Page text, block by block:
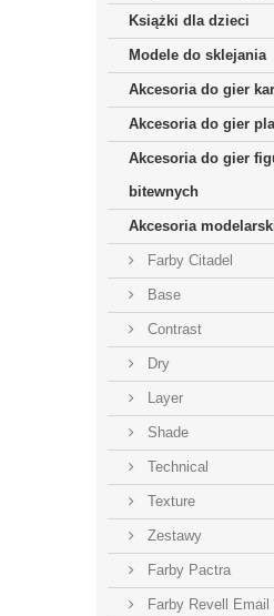
Książki dla dzieci
Modele do sklejania
Akcesoria do gier
Akcesoria do gier
Akcesoria do gier
bitewnych
Akcesoria
Farby Citadel
Base
Contrast
Dry
Layer
Shade
Technical
Texture
Zestawy
Farby Pactra
Farby Revell Email